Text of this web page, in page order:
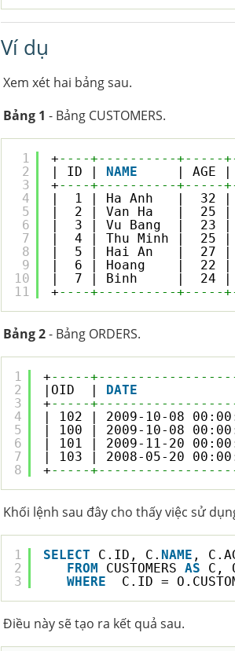
Ví dụ
Xem xét hai bảng sau.
Bảng 1 - Bảng CUSTOMERS.
1
2
3
4
5
6
7
8
9
10
11
+----+----------+-----
| ID | NAME
| AGE |
+----+----------+-----
|  1 | Ha Anh   |  32 |
|  2 | Van Ha   |  25 |
|  3 | Vu Bang  |  23 |
|  4 | Thu Minh |  25 |
|  5 | Hai An   |  27 |
|  6 | Hoang    |  22 |
|  7 | Binh     |  24 |
+----+----------+-----
Bảng 2- Bảng ORDERS.
1
2
3
4
5
6
7
8
+-----
|OID  | DATE
+-----
| 102 | 2009-10-08
| 100 | 2009-10-08
| 101 | 2009-11-20
| 103 | 2008-05-20
+-----
Khối lệnh sau đây cho thấy việc sử
1
2
3
SELECT C.ID, C. NAME ,
FROM
CUSTOMERS AS C,
WHERE
C.ID =
Điều này sẽ tạo ra kết quả sau.